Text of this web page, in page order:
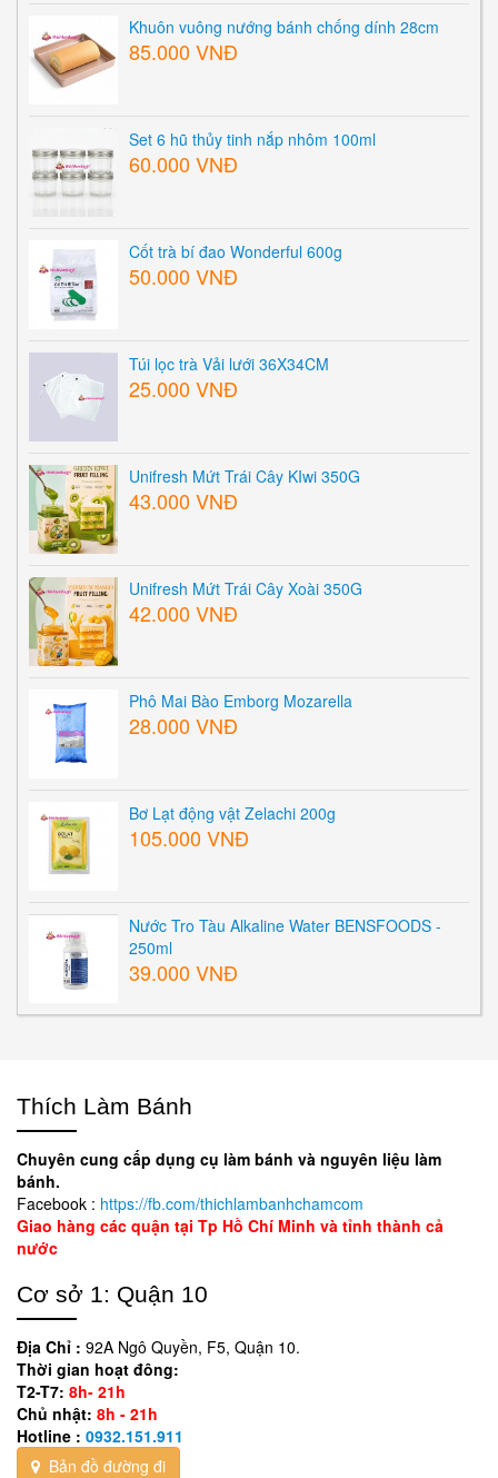
Khuôn vuông nướng bánh chống dính 28cm
85.000 VNĐ
Set 6 hũ thủy tinh nắp nhôm 100ml
60.000 VNĐ
Cốt trà bí đao Wonderful 600g
50.000 VNĐ
Túi lọc trà Vải lưới 36X34CM
25.000 VNĐ
Unifresh Mứt Trái Cây KIwi 350G
43.000 VNĐ
Unifresh Mứt Trái Cây Xoài 350G
42.000 VNĐ
Phô Mai Bào Emborg Mozarella
28.000 VNĐ
Bơ Lạt động vật Zelachi 200g
105.000 VNĐ
Nước Tro Tàu Alkaline Water BENSFOODS -
250ml
39.000 VNĐ
Thích Làm Bánh
Chuyên cung cấp dụng cụ làm bánh và nguyên liệu làm
bánh.
Facebook : https://fb.com/thichlambanhchamcom
Giao hàng các quận tại Tp Hồ Chí Minh và tỉnh thành cả
nước
Cơ sở 1: Quận 10
Địa Chỉ : 92A Ngô Quyền, F5, Quận 10.
Thời gian hoạt đông:
T2-T7: 8h- 21h
Chủ nhật: 8h - 21h
Hotline : 0932.151.911
Bản đồ đường đi